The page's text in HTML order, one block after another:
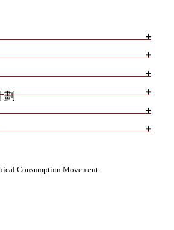
劃
Consumption Movement.